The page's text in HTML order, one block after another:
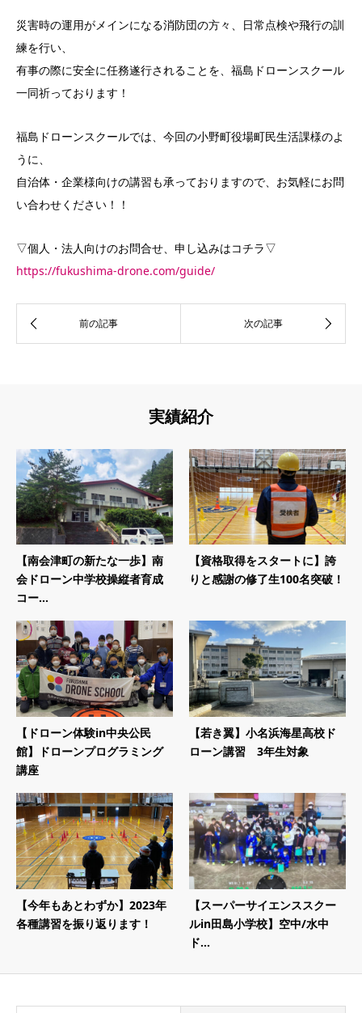
災害時の運用がメインになる消防団の方々、日常点検や飛行の訓
練を行い、
有事の際に安全に任務遂行されることを、福島ドローンスクール
一同祈っております！
福島ドローンスクールでは、今回の小野町役場町民生活課様のよ
うに、
自治体・企業様向けの講習も承っておりますので、お気軽にお問
い合わせください！！
▽個人・法人向けのお問合せ、申し込みはコチラ▽
https://fukushima-drone.com/guide/
実績紹介
【南会津町の新たな一歩】南
会ドローン中学校操縦者育成
コー...
【資格取得をスタートに】誇
りと感謝の修了生100名突破！
【ドローン体験in中央公民
館】ドローンプログラミング
講座
【若き翼】小名浜海星高校ド
ローン講習 3年生対象
【今年もあとわずか】2023年
各種講習を振り返ります！
【スーパーサイエンススクー
ルin田島小学校】空中/水中
ド...